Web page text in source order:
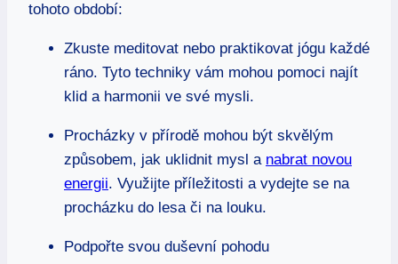
tohoto období:
Zkuste meditovat nebo praktikovat jógu každé
ráno. Tyto techniky vám mohou pomoci najít
klid a harmonii ve své mysli.
Procházky v přírodě mohou být skvělým
způsobem, jak uklidnit mysl a nabrat novou
energii. Využijte příležitosti a vydejte se na
procházku do lesa či na louku.
Podpořte svou duševní pohodu